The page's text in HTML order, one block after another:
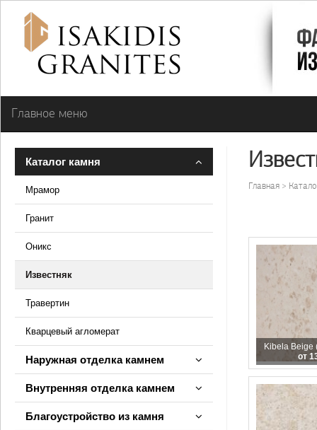
Главное меню
Каталог камня
Мрамор
Гранит
Оникс
Известняк
Травертин
Кварцевый агломерат
Наружная отделка камнем
Внутренняя отделка камнем
Благоустройство из камня
Главная
Kibela Beige
от